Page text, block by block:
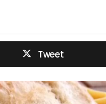
Tweet